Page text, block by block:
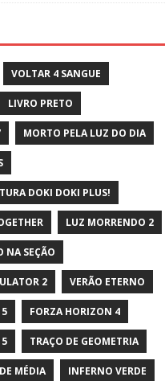
VOLTAR 4 SANGUE
LIVRO PRETO
MORTO PELA LUZ DO DIA
DOKI DOKI PLUS!
LUZ MORRENDO 2
NA SEÇÃO
2 VERÃO ETERNO
FORZA HORIZON 4
TRAÇO DE GEOMETRIA
MÉDIA INFERNO VERDE